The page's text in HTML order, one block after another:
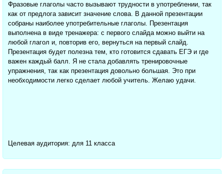
Фразовые глаголы часто вызывают трудности в употреблении, так
как от предлога зависит значение слова. В данной презентации
собраны наиболее употребительные глаголы. Презентация
выполнена в виде тренажера: с первого слайда можно выйти на
любой глагол и, повторив его, вернуться на первый слайд.
Презентация будет полезна тем, кто готовится сдавать ЕГЭ и где
важен каждый балл. Я не стала добавлять тренировочные
упражнения, так как презентация довольно большая. Это при
необходимости легко сделает любой учитель. Желаю удачи.
Целевая аудитория: для 11 класса